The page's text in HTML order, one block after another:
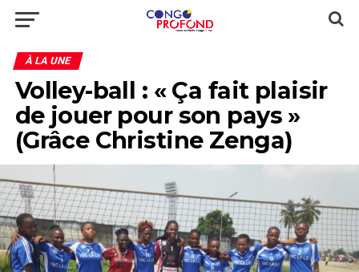
À LA UNE
Volley-ball : « Ça fait plaisir
de jouer pour son pays »
(Grâce Christine Zenga)